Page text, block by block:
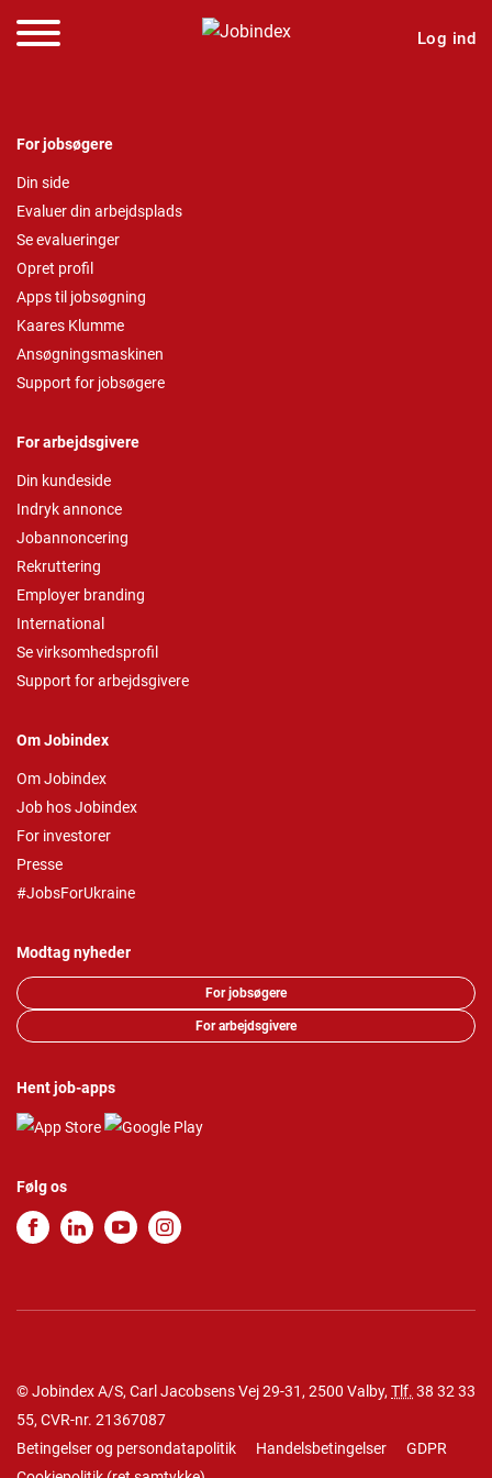
Log ind
For jobsøgere
Din side
Evaluer din arbejdsplads
Se evalueringer
Opret profil
Apps til jobsøgning
Kaares Klumme
Ansøgningsmaskinen
Support for jobsøgere
For arbejdsgivere
Din kundeside
Indryk annonce
Jobannoncering
Rekruttering
Employer branding
International
Se virksomhedsprofil
Support for arbejdsgivere
Om Jobindex
Om Jobindex
Job hos Jobindex
For investorer
Presse
#JobsForUkraine
Modtag nyheder
For jobsøgere
For arbejdsgivere
Hent job-apps
Følg os
© Jobindex A/S, Carl Jacobsens Vej 29-31, 2500 Valby, Tlf. 38 32 33
55, CVR-nr. 21367087
Betingelser og persondatapolitik
Handelsbetingelser
GDPR